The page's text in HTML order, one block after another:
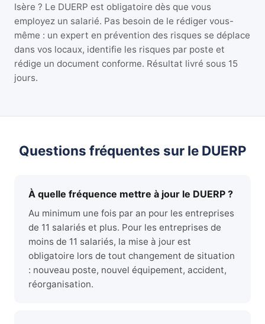
Isère ? Le DUERP est obligatoire dès que vous
employez un salarié. Pas besoin de le rédiger vous-
même : un expert en prévention des risques se déplace
dans vos locaux, identifie les risques par poste et
rédige un document conforme. Résultat livré sous 15
jours.
Questions fréquentes sur le DUERP
À quelle fréquence mettre à jour le DUERP ?
Au minimum une fois par an pour les entreprises
de 11 salariés et plus. Pour les entreprises de
moins de 11 salariés, la mise à jour est
obligatoire lors de tout changement de situation
: nouveau poste, nouvel équipement, accident,
réorganisation.